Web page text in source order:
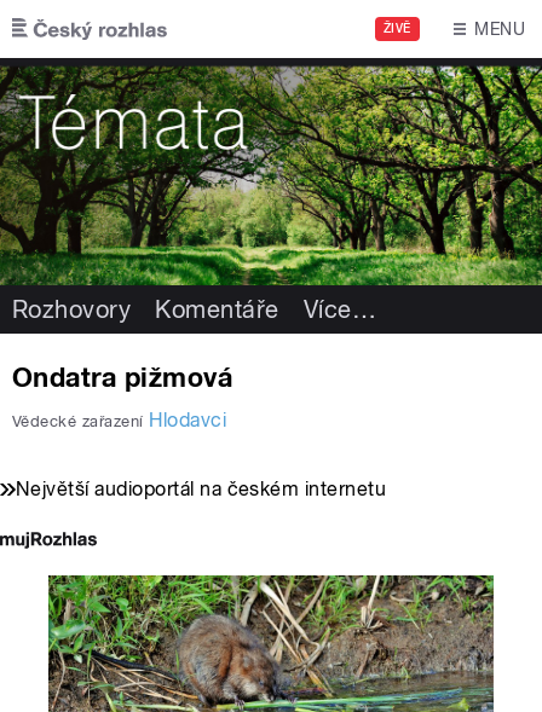
Přejít k hlavnímu obsahu
ŽIVĚ MENU
Rozhovory Komentáře Více…
Ondatra pižmová
Vědecké zařazení Hlodavci
Největší audioportál na českém internetu